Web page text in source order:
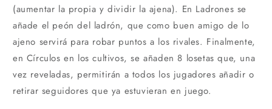
(aumentar la propia y dividir la ajena). En Ladrones se
añade el peón del ladrón, que como buen amigo de lo
ajeno servirá para robar puntos a los rivales. Finalmente,
en Círculos en los cultivos, se añaden 8 losetas que, una
vez reveladas, permitirán a todos los jugadores añadir o
retirar seguidores que ya estuvieran en juego.